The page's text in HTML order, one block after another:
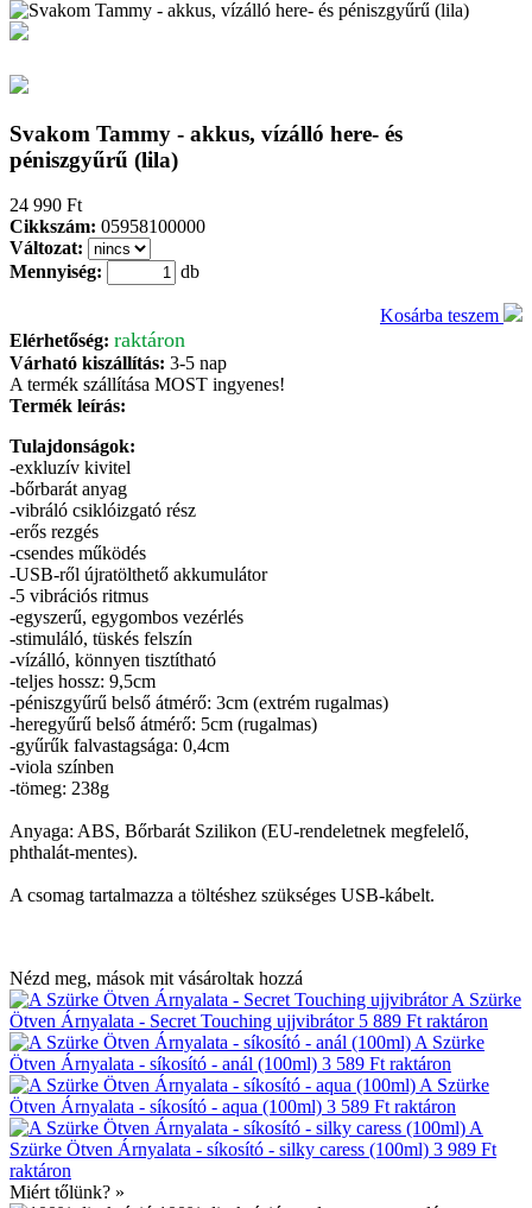
Svakom Tammy - akkus, vízálló here- és
péniszgyűrű (lila)
24 990 Ft
Cikkszám: 05958100000
Változat:
Mennyiség:
db
Kosárba teszem
Elérhetőség: raktáron
Várható kiszállítás: 3-5 nap
A termék szállítása MOST ingyenes!
Termék leírás:
Tulajdonságok:
-exkluzív kivitel
-bőrbarát anyag
-vibráló csiklóizgató rész
-erős rezgés
-csendes működés
-USB-ről újratölthető akkumulátor
-5 vibrációs ritmus
-egyszerű, egygombos vezérlés
-stimuláló, tüskés felszín
-vízálló, könnyen tisztítható
-teljes hossz: 9,5cm
-péniszgyűrű belső átmérő: 3cm (extrém rugalmas)
-heregyűrű belső átmérő: 5cm (rugalmas)
-gyűrűk falvastagsága: 0,4cm
-viola színben
-tömeg: 238g
Anyaga: ABS, Bőrbarát Szilikon (EU-rendeletnek megfelelő,
phthalát-mentes).
A csomag tartalmazza a töltéshez szükséges USB-kábelt.
Nézd meg, mások mit vásároltak hozzá
A Szürke
Ötven Árnyalata - Secret Touching ujjvibrátor 5 889 Ft raktáron
A Szürke
Ötven Árnyalata - síkosító - anál (100ml) 3 589 Ft raktáron
A Szürke
Ötven Árnyalata - síkosító - aqua (100ml) 3 589 Ft raktáron
A
Szürke Ötven Árnyalata - síkosító - silky caress (100ml) 3 989 Ft
raktáron
Miért tőlünk? »